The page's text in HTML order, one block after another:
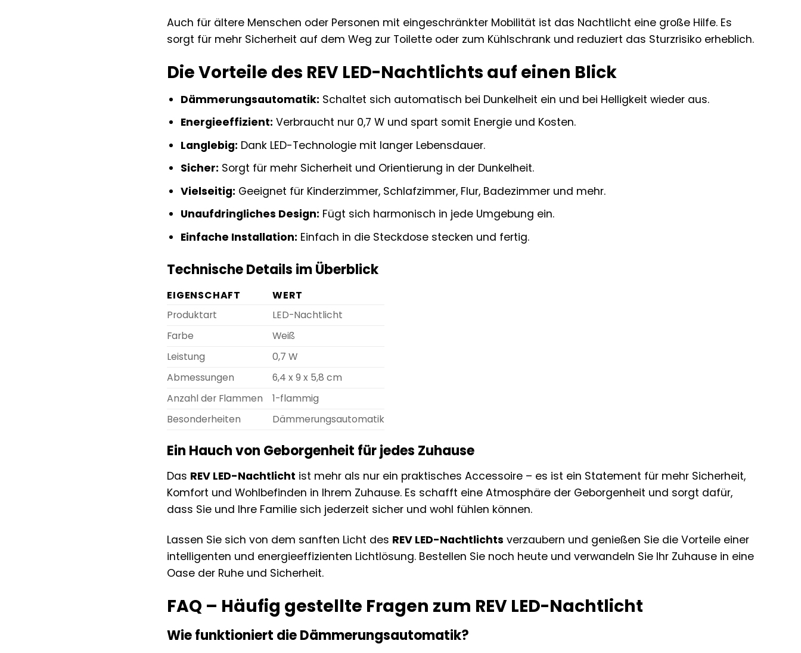
Auch für ältere Menschen oder Personen mit eingeschränkter Mobilität ist das Nachtlicht eine große Hilfe. Es
sorgt für mehr Sicherheit auf dem Weg zur Toilette oder zum Kühlschrank und reduziert das Sturzrisiko erheblich.
Die Vorteile des REV LED-Nachtlichts auf einen Blick
Dämmerungsautomatik: Schaltet sich automatisch bei Dunkelheit ein und bei Helligkeit wieder aus.
Energieeffizient: Verbraucht nur 0,7 W und spart somit Energie und Kosten.
Langlebig: Dank LED-Technologie mit langer Lebensdauer.
Sicher: Sorgt für mehr Sicherheit und Orientierung in der Dunkelheit.
Vielseitig: Geeignet für Kinderzimmer, Schlafzimmer, Flur, Badezimmer und mehr.
Unaufdringliches Design: Fügt sich harmonisch in jede Umgebung ein.
Einfache Installation: Einfach in die Steckdose stecken und fertig.
Technische Details im Überblick
EIGENSCHAFT
WERT
Produktart
LED-Nachtlicht
Farbe
Weiß
Leistung
0,7 W
Abmessungen
6,4 x 9 x 5,8 cm
Anzahl der Flammen
1-flammig
Besonderheiten
Dämmerungsautomatik
Ein Hauch von Geborgenheit für jedes Zuhause
Das REV LED-Nachtlicht ist mehr als nur ein praktisches Accessoire – es ist ein Statement für mehr Sicherheit,
Komfort und Wohlbefinden in Ihrem Zuhause. Es schafft eine Atmosphäre der Geborgenheit und sorgt dafür,
dass Sie und Ihre Familie sich jederzeit sicher und wohl fühlen können.
Lassen Sie sich von dem sanften Licht des REV LED-Nachtlichts verzaubern und genießen Sie die Vorteile einer
intelligenten und energieeffizienten Lichtlösung. Bestellen Sie noch heute und verwandeln Sie Ihr Zuhause in eine
Oase der Ruhe und Sicherheit.
FAQ – Häufig gestellte Fragen zum REV LED-Nachtlicht
Wie funktioniert die Dämmerungsautomatik?